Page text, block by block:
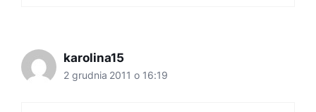
karolina15
2 grudnia 2011 o 16:19